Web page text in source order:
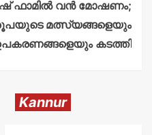
ഫാമിൽ വൻ മോഷണം;
രൂപയുടെ മത്സ്യങ്ങളെയും
കടത്തി
Kannur